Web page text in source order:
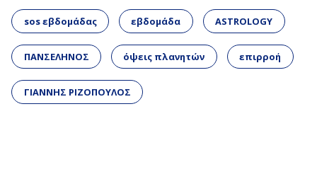
sos εβδομάδας εβδομάδα ASTROLOGY
ΠΑΝΣΕΛΗΝΟΣ όψεις πλανητών επιρροή
ΓΙΑΝΝΗΣ ΡΙΖΟΠΟΥΛΟΣ